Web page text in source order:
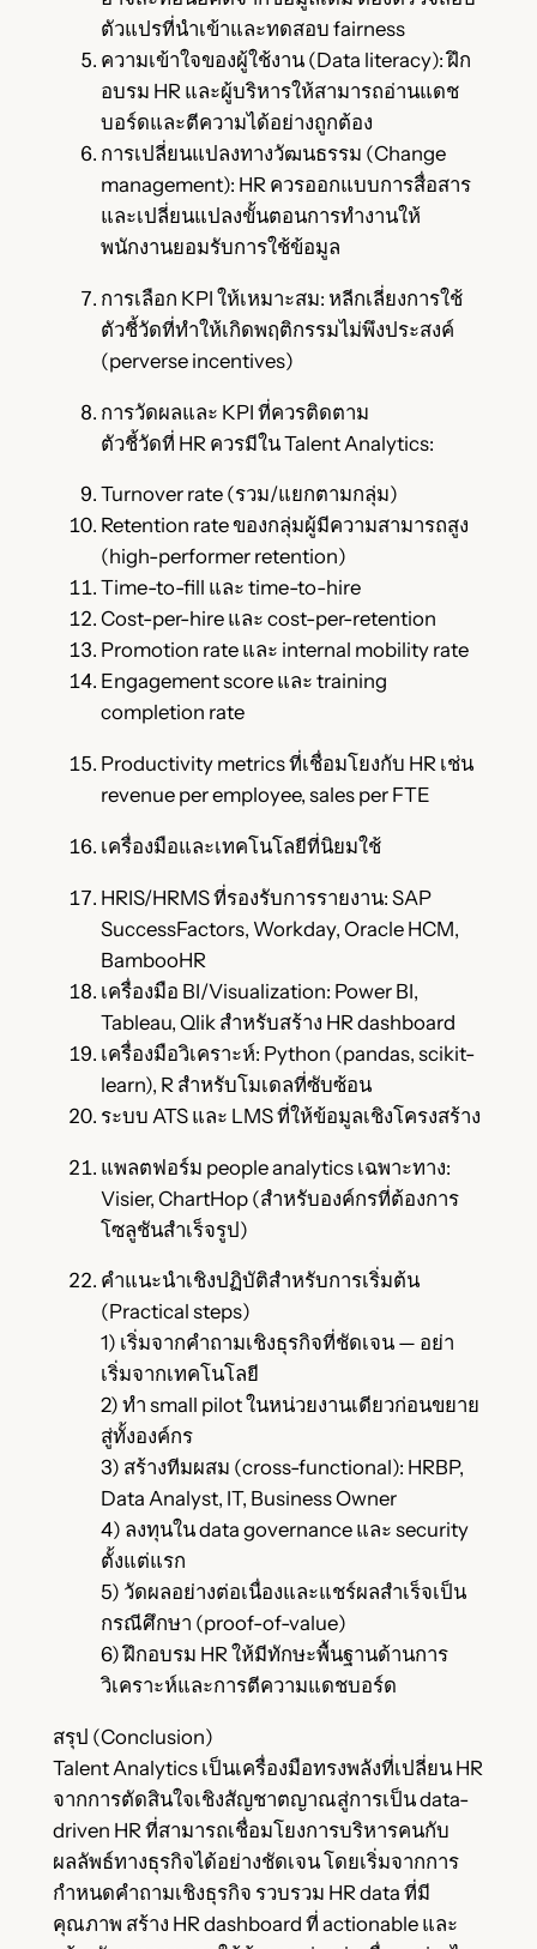
ตัวแปรที่นำเข้าและทดสอบ fairness
ความเข้าใจของผู้ใช้งาน (Data literacy): ฝึก
อบรม HR และผู้บริหารให้สามารถอ่านแดช
บอร์ดและตีความได้อย่างถูกต้อง
การเปลี่ยนแปลงทางวัฒนธรรม (Change
management): HR ควรออกแบบการสื่อสาร
และเปลี่ยนแปลงขั้นตอนการทำงานให้
พนักงานยอมรับการใช้ข้อมูล
การเลือก KPI ให้เหมาะสม: หลีกเลี่ยงการใช้
ตัวชี้วัดที่ทำให้เกิดพฤติกรรมไม่พึงประสงค์
(perverse incentives)
การวัดผลและ KPI ที่ควรติดตาม
ตัวชี้วัดที่ HR ควรมีใน Talent Analytics:
Turnover rate (รวม/แยกตามกลุ่ม)
Retention rate ของกลุ่มผู้มีความสามารถสูง
(high-performer retention)
Time-to-fill และ time-to-hire
Cost-per-hire และ cost-per-retention
Promotion rate และ internal mobility rate
Engagement score และ training
completion rate
Productivity metrics ที่เชื่อมโยงกับ HR เช่น
revenue per employee, sales per FTE
เครื่องมือและเทคโนโลยีที่นิยมใช้
HRIS/HRMS ที่รองรับการรายงาน: SAP
SuccessFactors, Workday, Oracle HCM,
BambooHR
เครื่องมือ BI/Visualization: Power BI,
Tableau, Qlik สำหรับสร้าง HR dashboard
เครื่องมือวิเคราะห์: Python (pandas, scikit-
learn), R สำหรับโมเดลที่ซับซ้อน
ระบบ ATS และ LMS ที่ให้ข้อมูลเชิงโครงสร้าง
แพลตฟอร์ม people analytics เฉพาะทาง:
Visier, ChartHop (สำหรับองค์กรที่ต้องการ
โซลูชันสำเร็จรูป)
คำแนะนำเชิงปฏิบัติสำหรับการเริ่มต้น
(Practical steps)
1) เริ่มจากคำถามเชิงธุรกิจที่ชัดเจน — อย่า
เริ่มจากเทคโนโลยี
2) ทำ small pilot ในหน่วยงานเดียวก่อนขยาย
สู่ทั้งองค์กร
3) สร้างทีมผสม (cross-functional): HRBP,
Data Analyst, IT, Business Owner
4) ลงทุนใน data governance และ security
ตั้งแต่แรก
5) วัดผลอย่างต่อเนื่องและแชร์ผลสำเร็จเป็น
กรณีศึกษา (proof-of-value)
6) ฝึกอบรม HR ให้มีทักษะพื้นฐานด้านการ
วิเคราะห์และการตีความแดชบอร์ด
สรุป (Conclusion)
Talent Analytics เป็นเครื่องมือทรงพลังที่เปลี่ยน HR
จากการตัดสินใจเชิงสัญชาตญาณสู่การเป็น data-
driven HR ที่สามารถเชื่อมโยงการบริหารคนกับ
ผลลัพธ์ทางธุรกิจได้อย่างชัดเจน โดยเริ่มจากการ
กำหนดคำถามเชิงธุรกิจ รวบรวม HR data ที่มี
คุณภาพ สร้าง HR dashboard ที่ actionable และ